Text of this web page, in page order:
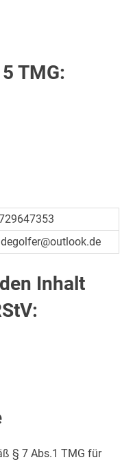
TMG:
Inhalt
§ 7 Abs.1 TMG für